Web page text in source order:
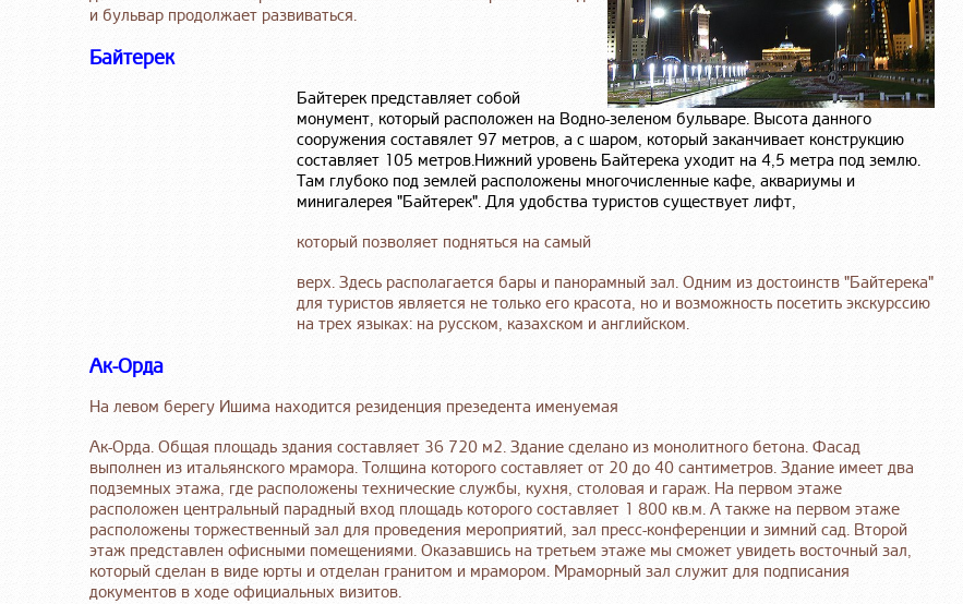
и бульвар продолжает развиваться.
Байтерек
Байтерек представляет собой
монумент, который расположен на Водно-зеленом бульваре. Высота данного
сооружения составялет 97 метров, а с шаром, который заканчивает конструкцию
составляет 105 метров.Нижний уровень Байтерека уходит на 4,5 метра под землю.
Там глубоко под землей расположены многочисленные кафе, аквариумы и
минигалерея "Байтерек". Для удобства туристов существует лифт,
который позволяет подняться на самый
верх. Здесь располагается бары и панорамный зал. Одним из достоинств "Байтерека"
для туристов является не только его красота, но и возможность посетить экскурссию
на трех языках: на русском, казахском и английском.
Ак-Орда
На левом берегу Ишима находится резиденция презедента именуемая
Ак-Орда. Общая площадь здания составляет 36 720 м2. Здание сделано из монолитного бетона. Фасад
выполнен из итальянского мрамора. Толщина которого составляет от 20 до 40 сантиметров. Здание имеет два
подземных этажа, где расположены технические службы, кухня, столовая и гараж. На первом этаже
расположен центральный парадный вход площадь которого составляет 1 800 кв.м. А также на первом этаже
расположены торжественный зал для проведения мероприятий, зал пресс-конференции и зимний сад. Второй
этаж представлен офисными помещениями. Оказавшись на третьем этаже мы сможет увидеть восточный зал,
который сделан в виде юрты и отделан гранитом и мрамором. Мраморный зал служит для подписания
документов в ходе официальных визитов.